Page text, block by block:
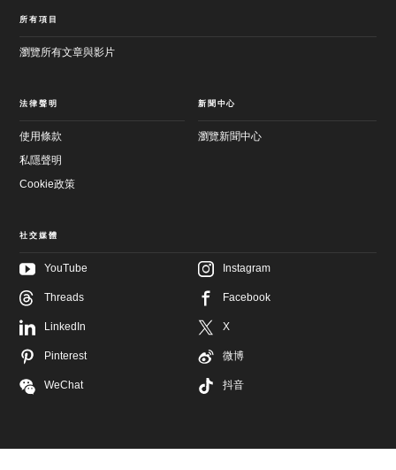
所有項目
瀏覽所有文章與影片
法律聲明
使用條款
私隱聲明
Cookie政策
新聞中心
瀏覽新聞中心
社交媒體
YouTube Instagram
Threads Facebook
LinkedIn X
Pinterest 微博
WeChat 抖音